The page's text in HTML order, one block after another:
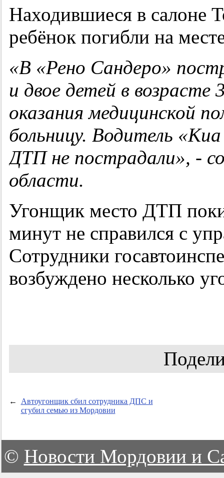
Находившиеся в салоне
ребёнок погибли на
«В «Рено Сандеро»
и двое детей в
оказания медицинской
больницу. Водитель
ДТП не пострадали», -
области.
Угонщик место ДТП
минут не справился с
Сотрудники
возбуждено несколько
←
Автоугонщик сбил сотрудника ДПС и
сгубил семью из Мордовии
© Новости Мордовии и